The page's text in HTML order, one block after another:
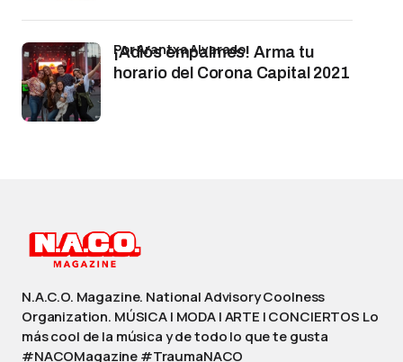
¡Adiós empalmes! Arma tu
horario del Corona Capital 2021
por Arantxa Alvarado
N.A.C.O. Magazine. National Advisory Coolness
Organization. MÚSICA | MODA | ARTE | CONCIERTOS Lo
más cool de la música y de todo lo que te gusta
#NACOMagazine #TraumaNACO